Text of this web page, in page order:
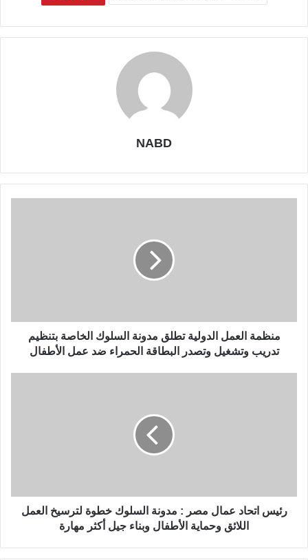
NABD
منظمة العمل الدولية تطلق مدونة السلوك الخاصة بتنظيم
تدريب وتشغيل وتصدر البطاقة الحمراء ضد عمل الأطفال
رئيس اتحاد عمال مصر : مدونة السلوك خطوة لترسيخ العمل
اللائق وحماية الأطفال وبناء جيل أكثر مهارة